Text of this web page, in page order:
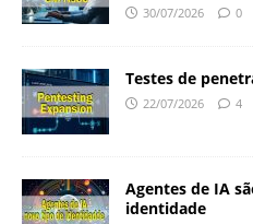
30/07/2026 0
Testes de
22/07/2026 4
Agentes de IA
identidade